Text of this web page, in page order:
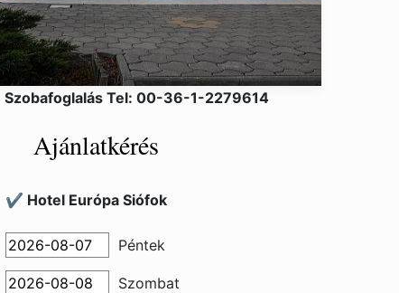
Szobafoglalás Tel: 00-36-1-2279614
Ajánlatkérés
✔️ Hotel Európa Siófok
Péntek
Szombat